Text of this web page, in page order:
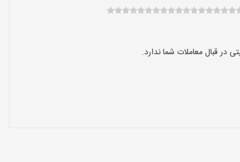
قبال معاملات شما ندارد.